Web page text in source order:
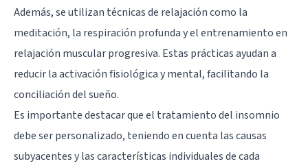
Además, se utilizan técnicas de relajación como la
meditación, la respiración profunda y el entrenamiento en
relajación muscular progresiva. Estas prácticas ayudan a
reducir la activación fisiológica y mental, facilitando la
conciliación del sueño.
Es importante destacar que el tratamiento del insomnio
debe ser personalizado, teniendo en cuenta las causas
subyacentes y las características individuales de cada